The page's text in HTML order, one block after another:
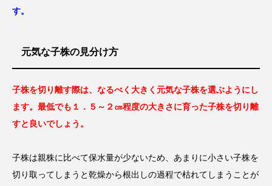
す。
元気な子株の見分け方
子株を切り離す際は、なるべく大きく元気な子株を選ぶようにし
ます。最低でも１．５～２㎝程度の大きさに育った子株を切り離
すと良いでしょう。
子株は親株に比べて保水量が少ないため、あまりに小さい子株を
切り取ってしまうと乾燥から根出しの過程で枯れてしまうことが